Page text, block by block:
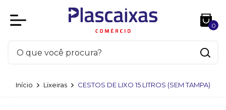
0
Início Lixeiras CESTOS DE LIXO 15 LITROS (SEM TAMPA)